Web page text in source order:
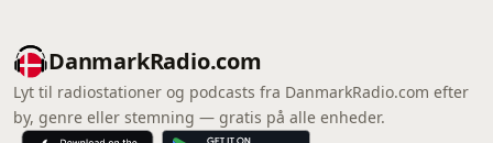
DanmarkRadio.com
Lyt til radiostationer og podcasts fra DanmarkRadio.com efter
by, genre eller stemning — gratis på alle enheder.